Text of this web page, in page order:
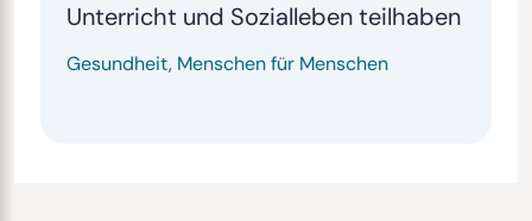
Unterricht und Sozialleben teilhaben
Gesundheit, Menschen für Menschen